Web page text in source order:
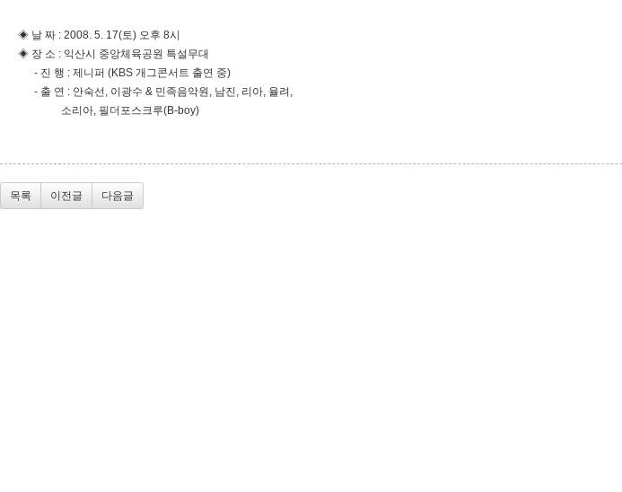
◈ 날 짜 : 2008. 5. 17(토) 오후 8시
◈ 장 소 : 익산시 중앙체육공원 특설무대
- 진 행 : 제니퍼 (KBS 개그콘서트 출연 중)
- 출 연 : 안숙선, 이광수 & 민족음악원, 남진, 리아, 율려,
소리아, 필더포스크루(B-boy)
목록 이전글 다음글